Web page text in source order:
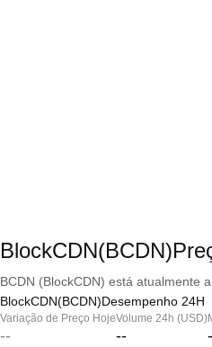
BCDN (BlockCDN) está atualmente
BlockCDN(BCDN)Desempenho 24H
Variação de Preço Hoje
--
Volume 24h (USD)
--